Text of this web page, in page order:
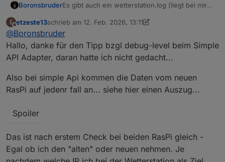
BoronsbruderEs gibt auch ein wetterstation.log (liegt bei mir
Du kannst auch den Simple-Api-Adapter auf
Debug stellen.
Dann sollte die Verbindung des Skripts zum
Adapter dokumentiert werden.
Achja und mit dem wetterstation.js sind die
Datenpunkte auch unter
"0_userdata.0.Wetterstation" angelegt worden?
E
Offline
etzeste13schrieb am 12. Feb. 2026, 13:11
zuletzt editiert von etzeste13 2. Dez. 2026, 14:20
@Boronsbruder
Hallo, danke für den Tipp bzgl debug-level beim Simple
API Adapter, daran hatte ich nicht gedacht...
Also bei simple Api kommen die Daten vom neuen
RasPi auf jedenr fall an... siehe hier einen Auszug...
Spoiler
Das ist nach erstem Check bei beiden RasPi gleich -
Egal ob ich den "alten" oder neuen nehmen. Je